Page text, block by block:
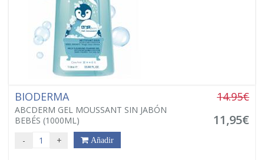
BIODERMA
ABCDERM GEL MOUSSANT SIN JABÓN
BEBÉS (1000ML)
14.95€
11,95€
- + Añadir